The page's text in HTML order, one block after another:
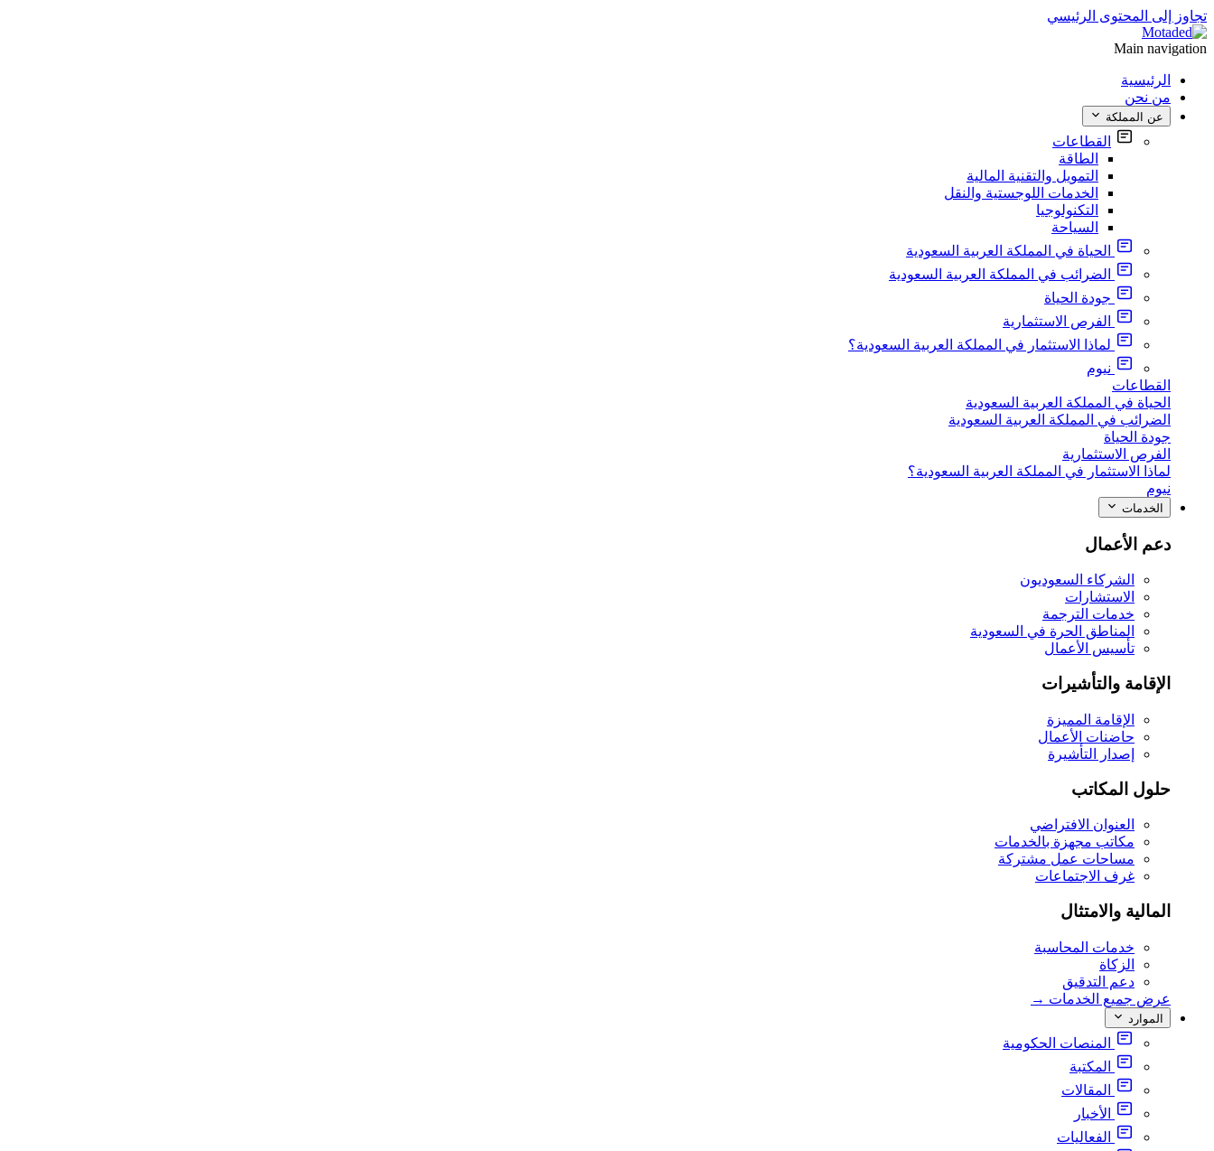
تجاوز إلى المحتوى الرئيسي
Main navigation
الرئيسية
من نحن
عن المملكة
القطاعات
الطاقة
التمويل والتقنية المالية
الخدمات اللوجستية والنقل
التكنولوجيا
السياحة
الحياة في المملكة العربية السعودية
الضرائب في المملكة العربية السعودية
جودة الحياة
الفرص الاستثمارية
لماذا الاستثمار في المملكة العربية السعودية؟
نيوم
القطاعات
الحياة في المملكة العربية السعودية
الضرائب في المملكة العربية السعودية
جودة الحياة
الفرص الاستثمارية
لماذا الاستثمار في المملكة العربية السعودية؟
نيوم
الخدمات
دعم الأعمال
الشركاء السعوديون
الاستشارات
خدمات الترجمة
المناطق الحرة في السعودية
تأسيس الأعمال
الإقامة والتأشيرات
الإقامة المميزة
حاضنات الأعمال
إصدار التأشيرة
حلول المكاتب
العنوان الافتراضي
مكاتب مجهزة بالخدمات
مساحات عمل مشتركة
غرف الاجتماعات
المالية والامتثال
خدمات المحاسبة
الزكاة
دعم التدقيق
عرض جميع الخدمات →
الموارد
المنصات الحكومية
المكتبة
المقالات
الأخبار
الفعاليات